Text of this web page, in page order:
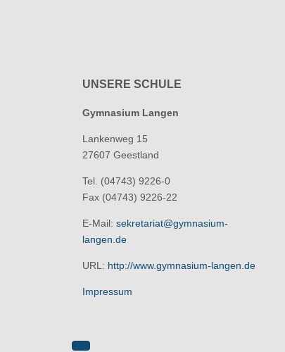
UNSERE SCHULE
Gymnasium Langen
Lankenweg 15
27607 Geestland
Tel. (04743) 9226-0
Fax (04743) 9226-22
E-Mail: sekretariat@gymnasium-
langen.de
URL: http://www.gymnasium-langen.de
Impressum